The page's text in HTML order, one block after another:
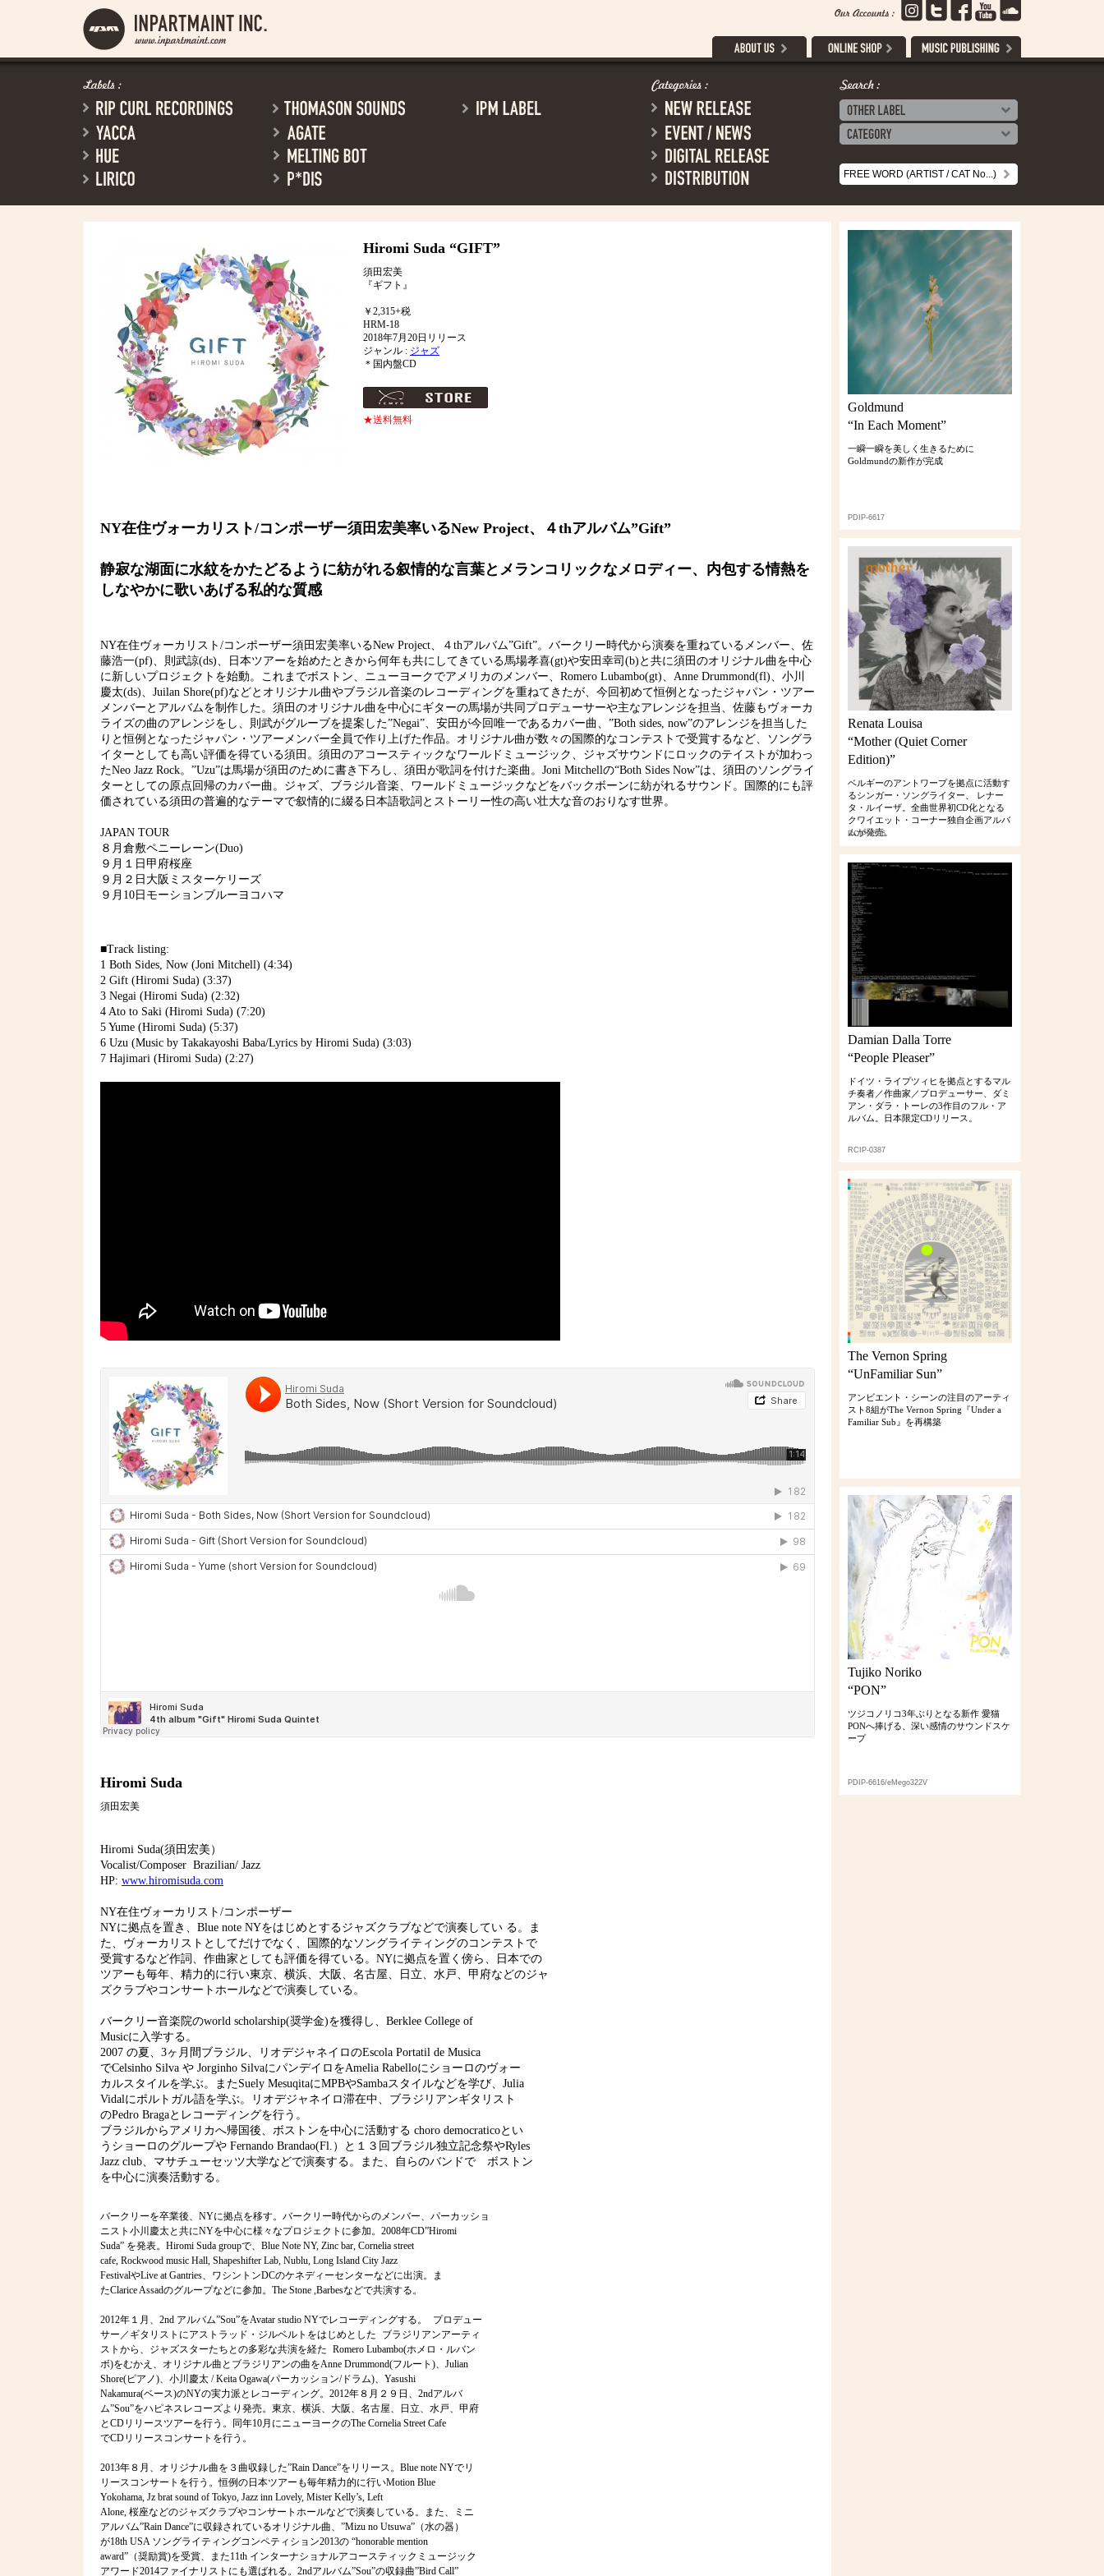
Hiromi Suda “GIFT”
須田宏美
『ギフト』
￥2,315+税
HRM-18
2018年7月20日リリース
ジャンル : ジャズ
＊国内盤CD
★送料無料
NY在住ヴォーカリスト/コンポーザー須田宏美率いるNew Project、４thアルバム”Gift”
静寂な湖面に水紋をかたどるように紡がれる叙情的な言葉とメランコリックなメロディー、内包する情熱を
しなやかに歌いあげる私的な質感
NY在住ヴォーカリスト/コンポーザー須田宏美率いるNew Project、４thアルバム”Gift”。バークリー時代から演奏を重ねているメンバー、佐
藤浩一(pf)、則武諒(ds)、日本ツアーを始めたときから何年も共にしてきている馬場孝喜(gt)や安田幸司(b)と共に須田のオリジナル曲を中心
に新しいプロジェクトを始動。これまでボストン、ニューヨークでアメリカのメンバー、Romero Lubambo(gt)、Anne Drummond(fl)、小川
慶太(ds)、Juilan Shore(pf)などとオリジナル曲やブラジル音楽のレコーディングを重ねてきたが、今回初めて恒例となったジャパン・ツアー
メンバーとアルバムを制作した。須田のオリジナル曲を中心にギターの馬場が共同プロデューサーや主なアレンジを担当、佐藤もヴォーカ
ライズの曲のアレンジをし、則武がグルーブを提案した”Negai”、安田が今回唯一であるカバー曲、”Both sides, now”のアレンジを担当した
りと恒例となったジャパン・ツアーメンバー全員で作り上げた作品。オリジナル曲が数々の国際的なコンテストで受賞するなど、ソングラ
イターとしても高い評価を得ている須田。須田のアコースティックなワールドミュージック、ジャズサウンドにロックのテイストが加わっ
たNeo Jazz Rock。”Uzu”は馬場が須田のために書き下ろし、須田が歌詞を付けた楽曲。Joni Mitchellの“Both Sides Now”は、須田のソングライ
ターとしての原点回帰のカバー曲。ジャズ、ブラジル音楽、ワールドミュージックなどをバックボーンに紡がれるサウンド。国際的にも評
価されている須田の普遍的なテーマで叙情的に綴る日本語歌詞とストーリー性の高い壮大な音のおりなす世界。
JAPAN TOUR
８月倉敷ペニーレーン(Duo)
９月１日甲府桜座
９月２日大阪ミスターケリーズ
９月10日モーションブルーヨコハマ
■Track listing:
1 Both Sides, Now (Joni Mitchell) (4:34)
2 Gift (Hiromi Suda) (3:37)
3 Negai (Hiromi Suda) (2:32)
4 Ato to Saki (Hiromi Suda) (7:20)
5 Yume (Hiromi Suda) (5:37)
6 Uzu (Music by Takakayoshi Baba/Lyrics by Hiromi Suda) (3:03)
7 Hajimari (Hiromi Suda) (2:27)
Hiromi Suda
須田宏美
Hiromi Suda(須田宏美）
Vocalist/Composer Brazilian/ Jazz
HP: www.hiromisuda.com
NY在住ヴォーカリスト/コンポーザー
NYに拠点を置き、Blue note NYをはじめとするジャズクラブなどで演奏してい る。ま
た、ヴォーカリストとしてだけでなく、国際的なソングライティングのコンテストで
受賞するなど作詞、作曲家としても評価を得ている。NYに拠点を置く傍ら、日本での
ツアーも毎年、精力的に行い東京、横浜、大阪、名古屋、日立、水戸、甲府などのジャ
ズクラブやコンサートホールなどで演奏している。
バークリー音楽院のworld scholarship(奨学金)を獲得し、Berklee College of
Musicに入学する。
2007 の夏、3ヶ月間ブラジル、リオデジャネイロのEscola Portatil de Musica
でCelsinho Silva や Jorginho SilvaにパンデイロをAmelia Rabelloにショーロのヴォー
カルスタイルを学ぶ。またSuely MesuqitaにMPBやSambaスタイルなどを学び、Julia
Vidalにポルトガル語を学ぶ。リオデジャネイロ滞在中、ブラジリアンギタリスト
のPedro Bragaとレコーディングを行う。
ブラジルからアメリカへ帰国後、ボストンを中心に活動する choro democraticoとい
うショーロのグループや Fernando Brandao(Fl.）と１３回ブラジル独立記念祭やRyles
Jazz club、マサチューセッツ大学などで演奏する。また、自らのバンドで ボストン
を中心に演奏活動する。
バークリーを卒業後、NYに拠点を移す。バークリー時代からのメンバー、パーカッショ
ニスト小川慶太と共にNYを中心に様々なプロジェクトに参加。2008年CD”Hiromi
Suda” を発表。Hiromi Suda groupで、Blue Note NY, Zinc bar, Cornelia street
cafe, Rockwood music Hall, Shapeshifter Lab, Nublu, Long Island City Jazz
FestivalやLive at Gantries、ワシントンDCのケネディーセンターなどに出演。ま
たClarice Assadのグループなどに参加。The Stone ,Barbesなどで共演する。
2012年１月、2nd アルバム”Sou”をAvatar studio NYでレコーディングする。 プロデュー
サー／ギタリストにアストラッド・ジルベルトをはじめとした ブラジリアンアーティ
ストから、ジャズスターたちとの多彩な共演を経た Romero Lubambo(ホメロ・ルバン
ボ)をむかえ、オリジナル曲とブラジリアンの曲をAnne Drummond(フルート)、Julian
Shore(ピアノ)、小川慶太 / Keita Ogawa(パーカッション/ドラム)、Yasushi
Nakamura(ベース)のNYの実力派とレコーディング。2012年８月２９日、2ndアルバ
ム”Sou”をハピネスレコーズより発売。東京、横浜、大阪、名古屋、日立、水戸、甲府
とCDリリースツアーを行う。同年10月にニューヨークのThe Cornelia Street Cafe
でCDリリースコンサートを行う。
2013年８月、オリジナル曲を３曲収録した”Rain Dance”をリリース。Blue note NYでリ
リースコンサートを行う。恒例の日本ツアーも毎年精力的に行いMotion Blue
Yokohama, Jz brat sound of Tokyo, Jazz inn Lovely, Mister Kelly’s, Left
Alone, 桜座などのジャズクラブやコンサートホールなどで演奏している。また、ミニ
アルバム”Rain Dance”に収録されているオリジナル曲、”Mizu no Utsuwa”（水の器）
が18th USA ソングライティングコンペティション2013の “honorable mention
award”（奨励賞)を受賞、また11th インターナショナルアコースティックミュージック
アワード2014ファイナリストにも選ばれる。2ndアルバム”Sou”の収録曲”Bird Call”
Goldmund
“In Each Moment”
一瞬一瞬を美しく生きるために
Goldmundの新作が完成
PDIP-6617
Renata Louisa
“Mother (Quiet Corner
Edition)”
ベルギーのアントワープを拠点に活動す
るシンガー・ソングライター、 レナー
タ・ルイーザ。全曲世界初CD化となる
クワイエット・コーナー独自企画アルバ
ムが発売。
RCIP-0386
Damian Dalla Torre
“People Pleaser”
ドイツ・ライプツィヒを拠点とするマル
チ奏者／作曲家／プロデューサー、ダミ
アン・ダラ・トーレの3作目のフル・ア
ルバム。日本限定CDリリース。
RCIP-0387
The Vernon Spring
“UnFamiliar Sun”
アンビエント・シーンの注目のアーティ
スト8組がThe Vernon Spring『Under a
Familiar Sub』を再構築
Tujiko Noriko
“PON”
ツジコノリコ3年ぶりとなる新作 愛猫
PONへ捧げる、深い感情のサウンドスケ
ープ
PDIP-6616/eMego322V